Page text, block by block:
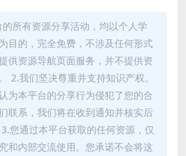
所有资源分享活动，均以个人学
目的，完全免费，不涉及任何形式
供资源导航页面服务，并不提供资
2.我们坚决尊重并支持知识产权。
为本平台的分享行为侵犯了您的合
联系，我们将在收到通知并核实后
您通过本平台获取的任何资源，仅
和内部交流使用。您承诺不会将这